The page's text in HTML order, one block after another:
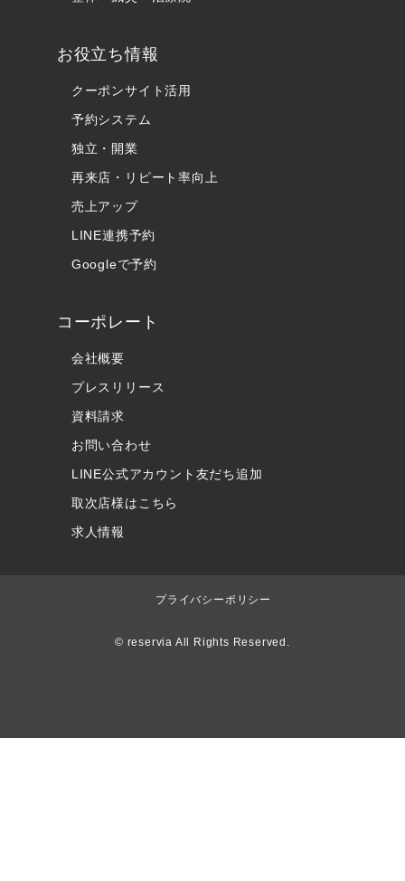
お役立ち情報
クーポンサイト活用
予約システム
独立・開業
再来店・リピート率向上
売上アップ
LINE連携予約
Googleで予約
コーポレート
会社概要
プレスリリース
資料請求
お問い合わせ
LINE公式アカウント友だち追加
取次店様はこちら
求人情報
プライバシーポリシー
© reservia All Rights Reserved.